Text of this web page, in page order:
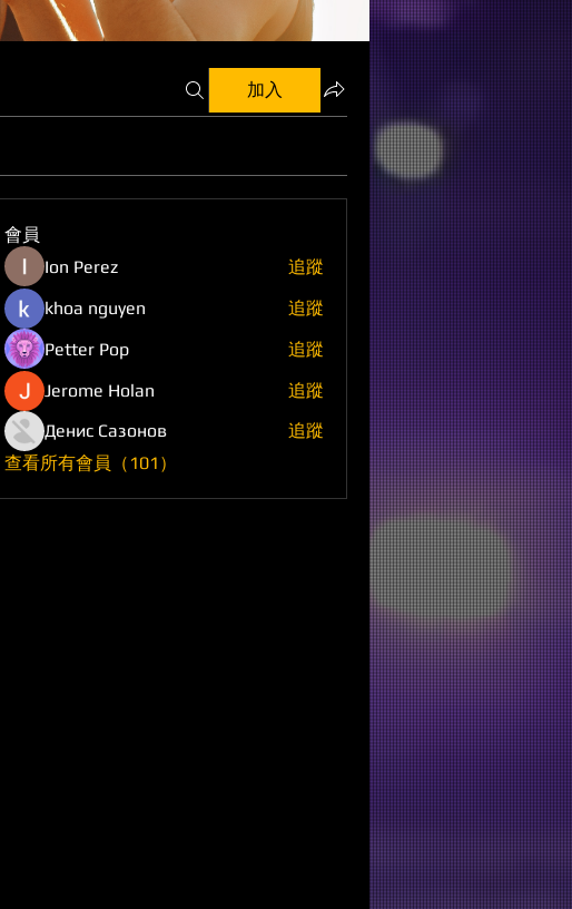
加入
會員
Ion Perez
追蹤
khoa nguyen
追蹤
Petter Pop
追蹤
Jerome Holan
追蹤
Денис Сазонов
追蹤
查看所有會員（101）